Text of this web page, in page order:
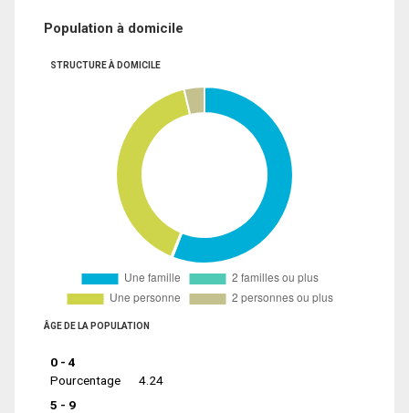
Population à domicile
STRUCTURE À DOMICILE
ÂGE DE LA POPULATION
0 - 4
Pourcentage
4.24
5 - 9